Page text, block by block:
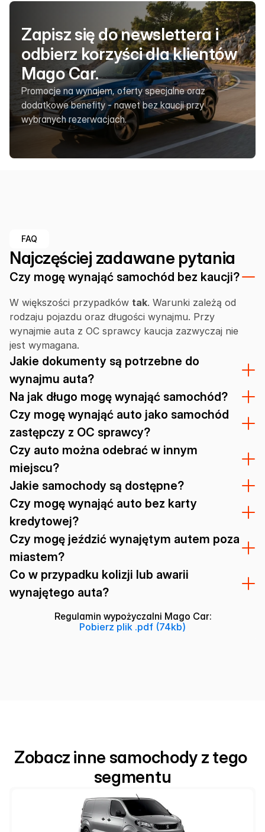
Zapisz się do newslettera i
odbierz korzyści dla klientów
Mago Car.
Promocje na wynajem, oferty specjalne oraz
dodatkowe benefity - nawet bez kaucji przy
wybranych rezerwacjach.
FAQ
Najczęściej zadawane pytania
Czy mogę wynająć samochód bez kaucji?
W większości przypadków tak. Warunki zależą od
rodzaju pojazdu oraz długości wynajmu. Przy
wynajmie auta z OC sprawcy kaucja zazwyczaj nie
jest wymagana.
Jakie dokumenty są potrzebne do
wynajmu auta?
Na jak długo mogę wynająć samochód?
Czy mogę wynająć auto jako samochód
zastępczy z OC sprawcy?
Czy auto można odebrać w innym
miejscu?
Jakie samochody są dostępne?
Czy mogę wynająć auto bez karty
kredytowej?
Czy mogę jeździć wynajętym autem poza
miastem?
Co w przypadku kolizji lub awarii
wynajętego auta?
Regulamin wypożyczalni Mago Car:
Pobierz plik .pdf (74kb)
Zobacz inne samochody z tego
segmentu